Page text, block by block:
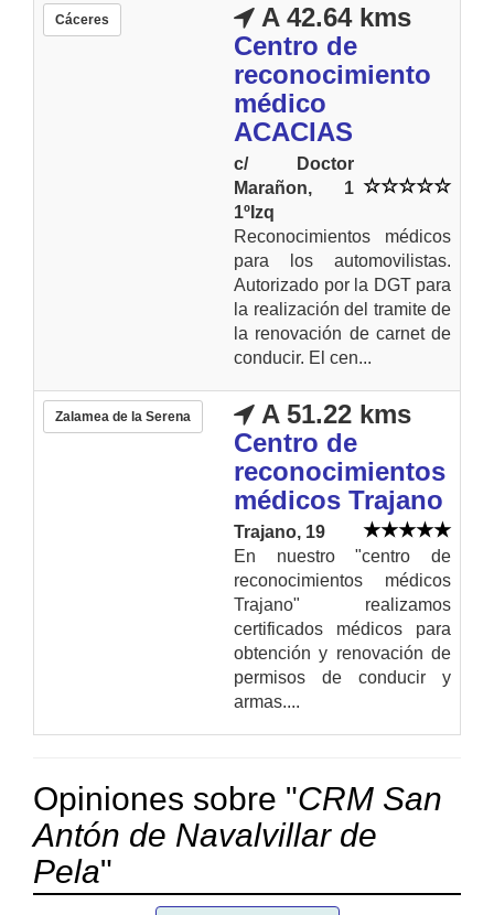
Cáceres
A 42.64 kms
Centro de
reconocimiento
médico
ACACIAS
c/ Doctor
Marañon, 1
1ºIzq
Reconocimientos médicos
para los automovilistas.
Autorizado por la DGT para
la realización del tramite de
la renovación de carnet de
conducir. El cen...
Zalamea de la Serena
A 51.22 kms
Centro de
reconocimientos
médicos Trajano
Trajano, 19
En nuestro "centro de
reconocimientos médicos
Trajano" realizamos
certificados médicos para
obtención y renovación de
permisos de conducir y
armas....
Opiniones sobre "CRM San
Antón de Navalvillar de
Pela"